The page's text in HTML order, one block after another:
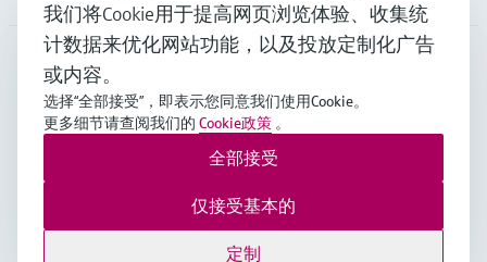
CHN•中文
Endress+Hauser Group Services AG ©版权所有
数据保护通用条款与条件规范及营业执照
沪ICP备18006034号沪公网安备 31011202012364号
我们将Cookie用于提高网页浏览体验、收集统
计数据来优化网站功能，以及投放定制化广告
或内容。
选择“全部接受”，即表示您同意我们使用Cookie。
更多细节请查阅我们的 Cookie政策 。
定制
仅接受基本的
全部接受